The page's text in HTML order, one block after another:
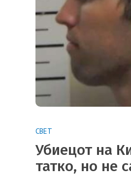
СВЕТ
Убиецот на
татко, но не